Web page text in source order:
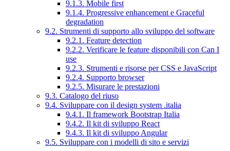
9.1.3. Mobile first
9.1.4. Progressive enhancement e Graceful
degradation
9.2. Strumenti di supporto allo sviluppo del software
9.2.1. Feature detection
9.2.2. Verificare le feature disponibili con Can I
use
9.2.3. Strumenti e risorse per CSS e JavaScript
9.2.4. Supporto browser
9.2.5. Misurare le prestazioni
9.3. Catalogo del riuso
9.4. Sviluppare con il design system .italia
9.4.1. Il framework Bootstrap Italia
9.4.2. Il kit di sviluppo React
9.4.3. Il kit di sviluppo Angular
9.5. Sviluppare con i modelli di sito e servizi